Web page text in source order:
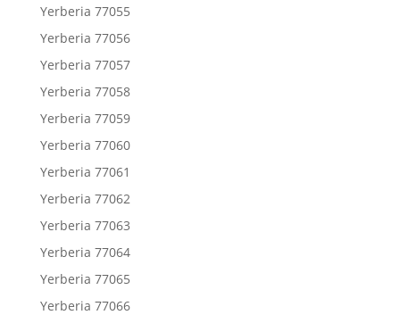
Yerberia 77055
Yerberia 77056
Yerberia 77057
Yerberia 77058
Yerberia 77059
Yerberia 77060
Yerberia 77061
Yerberia 77062
Yerberia 77063
Yerberia 77064
Yerberia 77065
Yerberia 77066